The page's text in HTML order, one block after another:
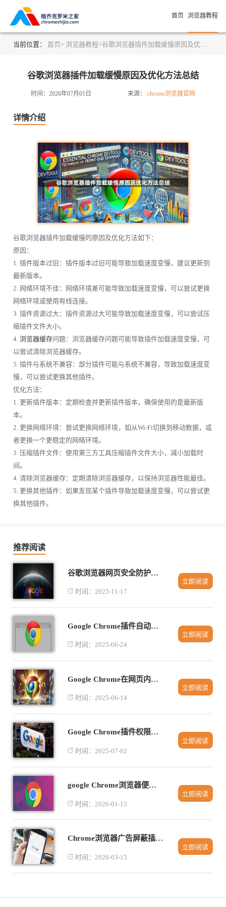
首页 浏览器教程
当前位置： 首页> 浏览器教程>谷歌浏览器插件加载缓慢原因及优化方法总结
谷歌浏览器插件加载缓慢原因及优化方法总结
时间：2026年07月01日 来源： chrome浏览器官网
详情介绍
谷歌浏览器插件加载缓慢的原因及优化方法如下：
原因：
1. 插件版本过旧：插件版本过旧可能导致加载速度变慢，建议更新到
最新版本。
2. 网络环境不佳：网络环境差可能导致加载速度变慢，可以尝试更换
网络环境或使用有线连接。
3. 插件资源过大：插件资源过大可能导致加载速度变慢，可以尝试压
缩插件文件大小。
4. 浏览器缓存问题：浏览器缓存问题可能导致插件加载速度变慢，可
以尝试清除浏览器缓存。
5. 插件与系统不兼容：部分插件可能与系统不兼容，导致加载速度变
慢，可以尝试更换其他插件。
优化方法：
1. 更新插件版本：定期检查并更新插件版本，确保使用的是最新版
本。
2. 更换网络环境：尝试更换网络环境，如从Wi-Fi切换到移动数据，或
者更换一个更稳定的网络环境。
3. 压缩插件文件：使用第三方工具压缩插件文件大小，减小加载时
间。
4. 清除浏览器缓存：定期清除浏览器缓存，以保持浏览器性能最佳。
5. 更换其他插件：如果发现某个插件导致加载速度变慢，可以尝试更
换其他插件。
推荐阅读
谷歌浏览器网页安全防护机制操作指南
时间：2025-11-17
立即阅读
Google Chrome插件自动更新机制解析
时间：2025-06-24
立即阅读
Google Chrome在网页内容管理中的创新功能
时间：2025-06-14
立即阅读
Google Chrome插件权限申请流程升级研究案例
时间：2025-07-02
立即阅读
google Chrome浏览器便捷安装操作
时间：2026-01-15
立即阅读
Chrome浏览器广告屏蔽插件最新使用教程
时间：2026-03-15
立即阅读